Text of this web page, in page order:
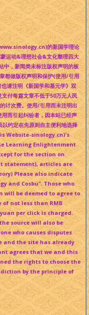
的新国学理论
运动&理想社会&文化整理四大
中，新闻类未标注版权声明的板
都做版权声明和保护(使用/引用
请注明《新国学和基元学》双
付每篇文章不低于50万元人民
计次费。使用/引用而未注明出
而引起纠纷者，因本站已经声
约定在先原则自主便利地选择
Website-sinology.cn)'s
Learning Enlightenment
for the section on
statement), articles are
Please also indicate
and Cosbu". Those who
be deemed to agree to
not less than RMB
per click is charged.
source will also be
who causes disputes
and the site has already
agrees that we and this
the rights to choose the
by the principle of